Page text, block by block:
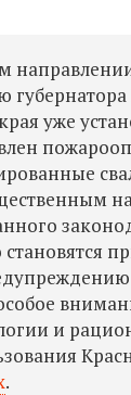
уже
и
.